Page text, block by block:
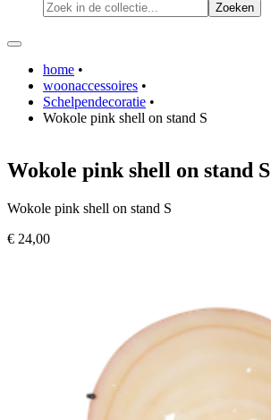
Zoeken
home •
woonaccessoires •
Schelpendecoratie •
Wokole pink shell on stand S
Wokole pink shell on stand S
Wokole pink shell on stand S
€ 24,00